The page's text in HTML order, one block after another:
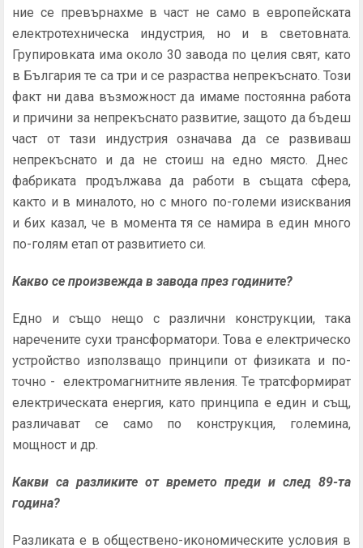
ние се превърнахме в част не само в европейската
електротехническа индустрия, но и в световната.
Групировката има около 30 завода по целия свят, като
в България те са три и се разраства непрекъснато. Този
факт ни дава възможност да имаме постоянна работа
и причини за непрекъснато развитие, защото да бъдеш
част от тази индустрия означава да се развиваш
непрекъснато и да не стоиш на едно място. Днес
фабриката продължава да работи в същата сфера,
както и в миналото, но с много по-големи изисквания
и бих казал, че в момента тя се намира в един много
по-голям етап от развитието си.
Какво се произвежда в завода през годините?
Едно и също нещо с различни конструкции, така
наречените сухи трансформатори. Това е електрическо
устройство използващо принципи от физиката и по-
точно - електромагнитните явления. Те тратсформират
електрическата енергия, като принципа е един и същ,
различават се само по конструкция, големина,
мощност и др.
Какви са разликите от времето преди и след 89-та
година?
Разликата е в обществено-икономическите условия в